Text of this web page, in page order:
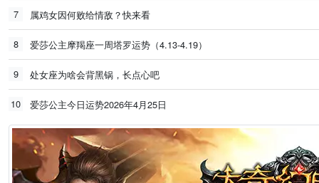
7 属鸡女因何败给情敌？快来看
8 爱莎公主摩羯座一周塔罗运势（4.13-4.19）
9 处女座为啥会背黑锅，长点心吧
10 爱莎公主今日运势2026年4月25日